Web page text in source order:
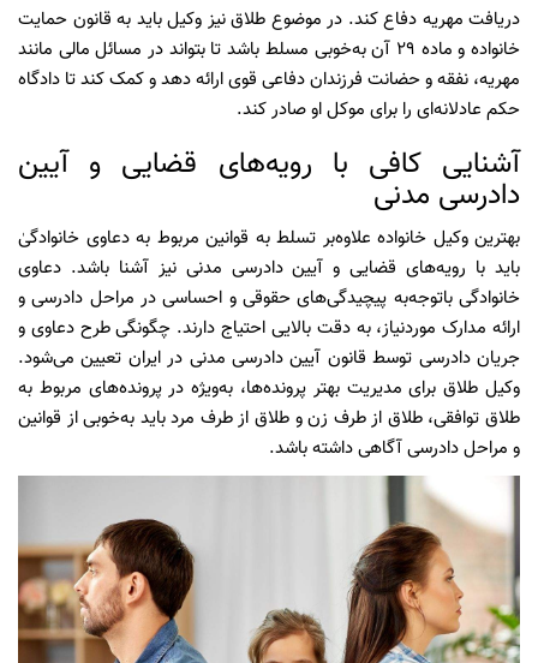
دریافت مهریه دفاع کند. در موضوع طلاق نیز وکیل باید به قانون حمایت
خانواده و ماده 29 آن به‌خوبی مسلط باشد تا بتواند در مسائل مالی مانند
مهریه، نفقه و حضانت فرزندان دفاعی قوی ارائه دهد و کمک کند تا دادگاه
حکم عادلانه‌ای را برای موکل او صادر کند.
آشنایی کافی با رویه‌های قضایی و آیین
دادرسی مدنی
بهترین وکیل خانواده علاوه‌بر تسلط به قوانین مربوط به دعاوی خانوادگیٰ
باید با رویه‌های قضایی و آیین دادرسی مدنی نیز آشنا باشد. دعاوی
خانوادگی باتوجه‌به پیچیدگی‌های حقوقی و احساسی در مراحل دادرسی و
ارائه مدارک موردنیاز، به دقت بالایی احتیاج دارند. چگونگی طرح دعاوی و
جریان دادرسی توسط قانون آیین دادرسی مدنی در ایران تعیین می‌شود.
وکیل طلاق برای مدیریت بهتر پرونده‌ها، به‌ویژه در پرونده‌های مربوط به
طلاق توافقی، طلاق از طرف زن و طلاق از طرف مرد باید به‌خوبی از قوانین
و مراحل دادرسی آگاهی داشته باشد.